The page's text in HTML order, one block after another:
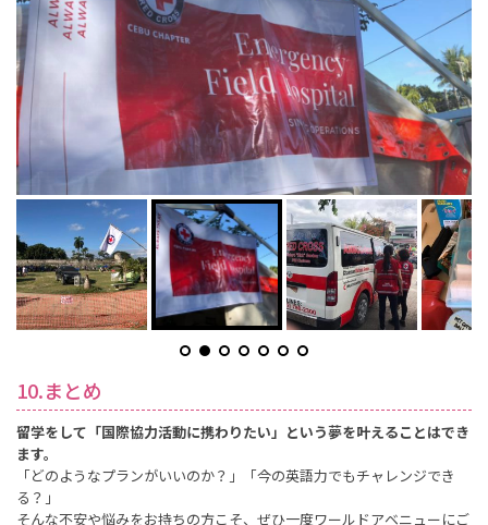
10.まとめ
留学をして「国際協力活動に携わりたい」という夢を叶えることはでき
ます。
「どのようなプランがいいのか？」「今の英語力でもチャレンジでき
る？」
そんな不安や悩みをお持ちの方こそ、ぜひ一度ワールドアベニューにご